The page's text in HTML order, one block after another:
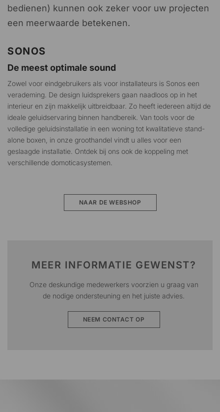
bedienen) kunnen ook zeker voor uw projecten
een meerwaarde betekenen.
SONOS
De meest optimale sound
Zowel voor eindgebruikers als voor installateurs is Sonos een
verademing. De design luidsprekers gaan naadloos op in het
interieur en zijn makkelijk uitbreidbaar. Zo heeft iedereen altijd de
ideale geluidservaring binnen handbereik. Van tools voor de
volledige geluidsinstallatie in een woning tot kwalitatieve stand-
alone boxen, in onze groothandel vindt u alles voor een
geslaagde installatie. Ontdek bij ons ook de koppeling met
verschillende domoticasystemen.
NAAR DE WEBSHOP
MEER INFORMATIE GEWENST?
Onze deskundige medewerkers voorzien u graag van
de nodige ondersteuning en het juiste advies
NEEM CONTACT OP